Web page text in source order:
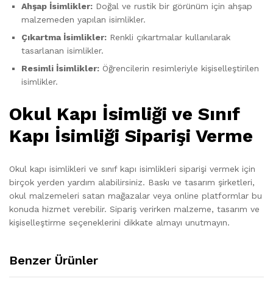
Ahşap İsimlikler: Doğal ve rustik bir görünüm için ahşap
malzemeden yapılan isimlikler.
Çıkartma İsimlikler: Renkli çıkartmalar kullanılarak
tasarlanan isimlikler.
Resimli İsimlikler: Öğrencilerin resimleriyle kişiselleştirilen
isimlikler.
Okul Kapı İsimliği ve Sınıf
Kapı İsimliği Siparişi Verme
Okul kapı isimlikleri ve sınıf kapı isimlikleri siparişi vermek için
birçok yerden yardım alabilirsiniz. Baskı ve tasarım şirketleri,
okul malzemeleri satan mağazalar veya online platformlar bu
konuda hizmet verebilir. Sipariş verirken malzeme, tasarım ve
kişiselleştirme seçeneklerini dikkate almayı unutmayın.
Benzer Ürünler